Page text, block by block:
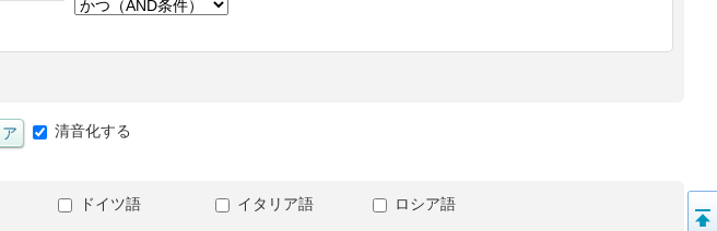
清音化する
ドイツ語 イタリア語
ロシア語